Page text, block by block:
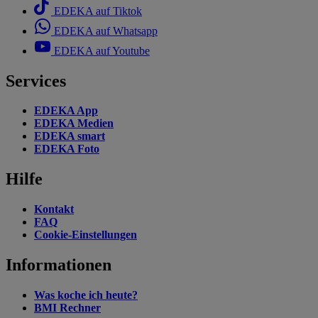
EDEKA auf Tiktok
EDEKA auf Whatsapp
EDEKA auf Youtube
Services
EDEKA App
EDEKA Medien
EDEKA smart
EDEKA Foto
Hilfe
Kontakt
FAQ
Cookie-Einstellungen
Informationen
Was koche ich heute?
BMI Rechner